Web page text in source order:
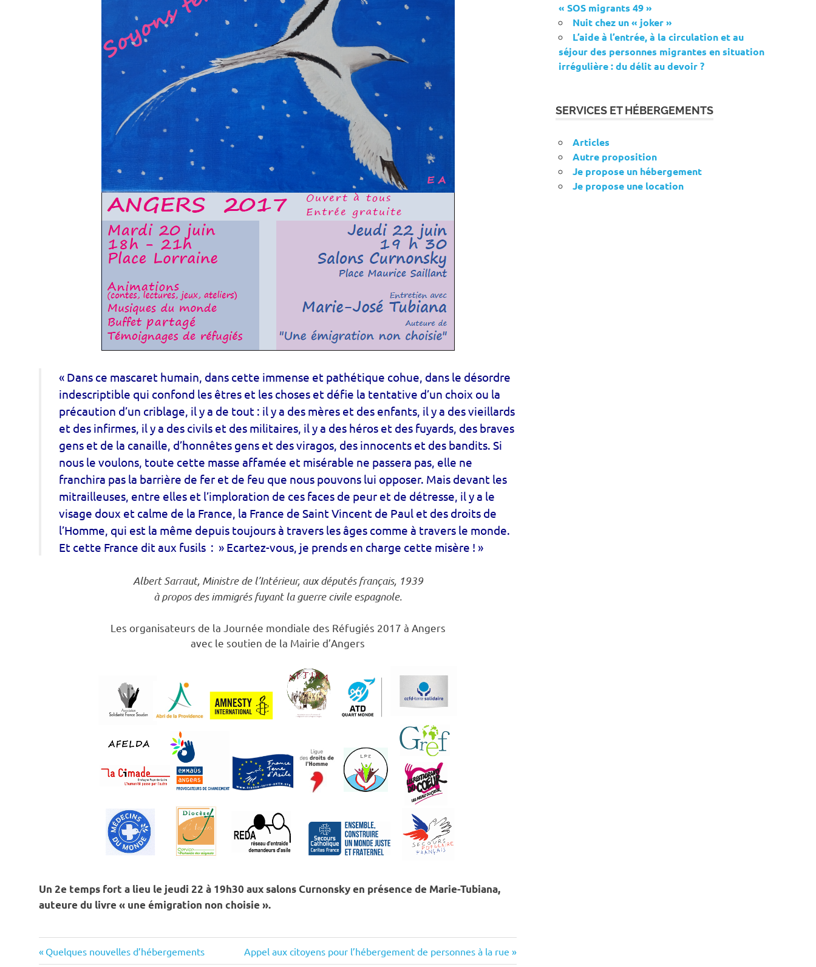
« Dans ce mascaret humain, dans cette immense et pathétique cohue, dans le désordre
indescriptible qui confond les êtres et les choses et défie la tentative d’un choix ou la
précaution d’un criblage, il y a de tout : il y a des mères et des enfants, il y a des vieillards
et des infirmes, il y a des civils et des militaires, il y a des héros et des fuyards, des braves
gens et de la canaille, d’honnêtes gens et des viragos, des innocents et des bandits. Si
nous le voulons, toute cette masse affamée et misérable ne passera pas, elle ne
franchira pas la barrière de fer et de feu que nous pouvons lui opposer. Mais devant les
mitrailleuses, entre elles et l’imploration de ces faces de peur et de détresse, il y a le
visage doux et calme de la France, la France de Saint Vincent de Paul et des droits de
l’Homme, qui est la même depuis toujours à travers les âges comme à travers le monde.
Et cette France dit aux fusils : » Ecartez-vous, je prends en charge cette misère ! »
Albert Sarraut, Ministre de l’Intérieur, aux députés français, 1939
à propos des immigrés fuyant la guerre civile espagnole.
Les organisateurs de la Journée mondiale des Réfugiés 2017 à Angers
avec le soutien de la Mairie d’Angers
Un 2e temps fort a lieu le jeudi 22 à 19h30 aux salons Curnonsky en présence de Marie-Tubiana,
auteure du livre « une émigration non choisie ».
Navigation
Previous
Quelques nouvelles d’hébergements
Next
Appel aux citoyens pour l’hébergement de personnes à la rue
« SOS migrants 49 »
Nuit chez un « joker »
L’aide à l’entrée, à la circulation et au
séjour des personnes migrantes en situation
irrégulière : du délit au devoir ?
SERVICES ET HÉBERGEMENTS
Articles
Autre proposition
Je propose un hébergement
Je propose une location